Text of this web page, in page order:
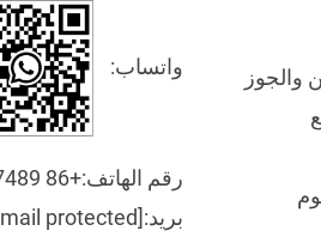
والجوز
واتساب:
رقم الهاتف:+86 15853747489
بريد:[email protected]